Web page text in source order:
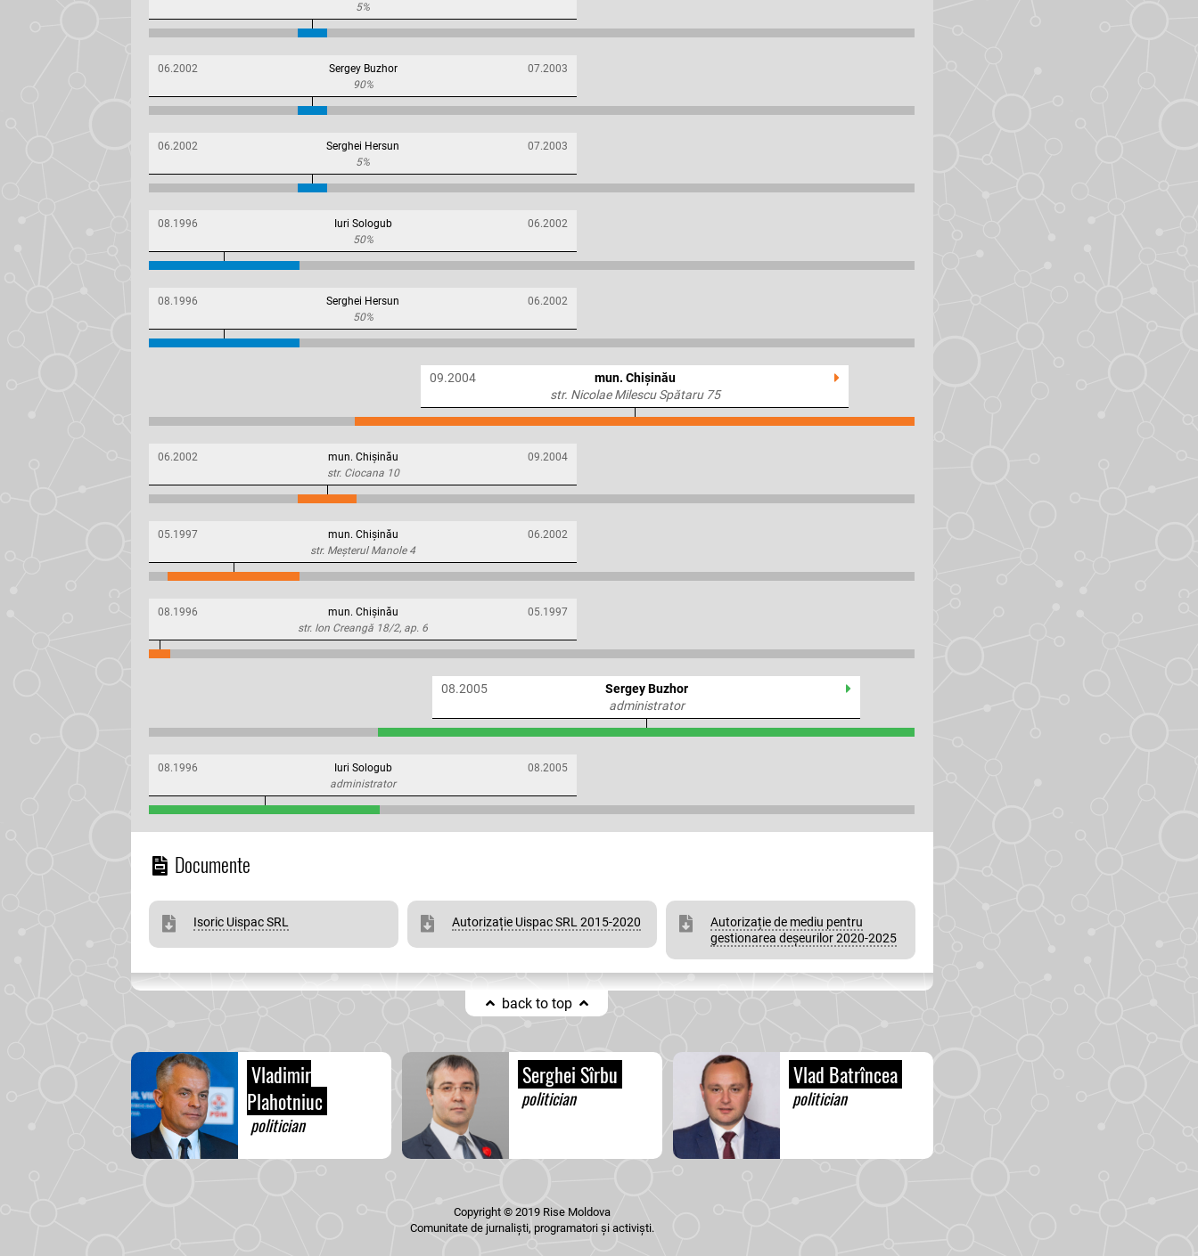
5%
06.2002 Sergey Buzhor
07.2003
90%
06.2002 Serghei Hersun
07.2003
5%
08.1996 Iuri Sologub
06.2002
50%
08.1996 Serghei Hersun
06.2002
50%
09.2004
mun. Chișinău
str. Nicolae Milescu Spătaru 75
06.2002 mun. Chișinău
09.2004
str. Ciocana 10
05.1997 mun. Chișinău
06.2002
str. Meșterul Manole 4
08.1996 mun. Chișinău
05.1997
str. Ion Creangă 18/2, ap. 6
08.2005
Sergey Buzhor
administrator
08.1996 Iuri Sologub
08.2005
administrator
Documente
Isoric Uispac SRL Autorizație Uispac SRL 2015-2020
Autorizație de mediu pentru
gestionarea deșeurilor 2020-2025
back to top
Vladimir
Plahotniuc
politician
Serghei Sîrbu
politician
Vlad Batrîncea
politician
Copyright © 2019 Rise Moldova
Comunitate de jurnaliști, programatori și activiști.